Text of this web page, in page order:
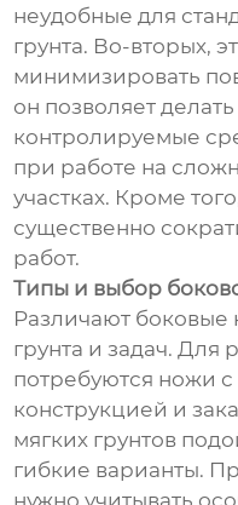
неудобные для
грунта. Во-вторых,
минимизировать
он позволяет
контролируемые
при работе на
участках. Кроме
существенно
работ.
Типы и выбор
Различают боковые
грунта и задач. Для
потребуются ножи
конструкцией и
мягких грунтов
гибкие варианты.